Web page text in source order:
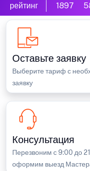
рейтинг 1897
Оставьте заявку
Выберите тариф с
заявку
Консультация
Перезвоним с 9:00 до
оформим выезд